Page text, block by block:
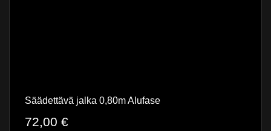
Säädettävä jalka 0,80m Alufase
72,00 €